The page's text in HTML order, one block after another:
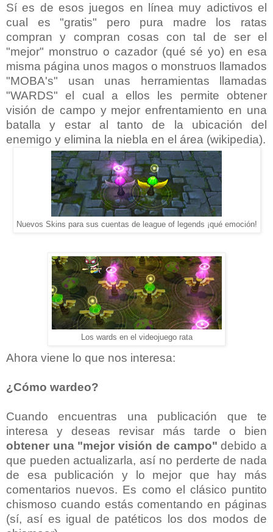
Sí es de esos juegos en línea muy adictivos el
cual es "gratis" pero pura madre los ratas
compran y compran cosas con tal de ser el
"mejor" monstruo o cazador (qué sé yo) en esa
misma página unos magos o monstruos llamados
"MOBA's" usan unas herramientas llamadas
"WARDS" el cual a ellos les permite obtener
visión de campo y mejor enfrentamiento en una
batalla y estar al tanto de la ubicación del
enemigo y elimina la niebla en el área (wikipedia).
Nuevos Skins para sus cuentas de league of legends ¡qué emoción!
Los wards en el videojuego rata
Ahora viene lo que nos interesa:
¿Cómo wardeo?
Cuando encuentras una publicación que te
interesa y deseas revisar más tarde o bien
obtener una "mejor visión de campo"debido a
que pueden actualizarla, así no perderte de nada
de esa publicación y lo mejor que hay más
comentarios nuevos. Es como el clásico puntito
chismoso cuando estás comentando en páginas
(sí, así es igual de patéticos los dos modos de